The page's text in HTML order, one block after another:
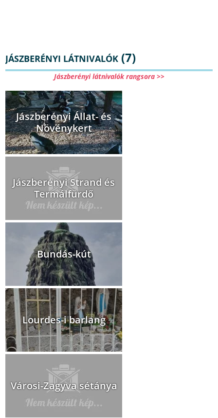
JÁSZBERÉNYI LÁTNIVALÓK (7)
Jászberényi látnivalók rangsora >>
Jászberényi Állat- és
Növénykert
Jászberényi Strand és
Termálfürdő
Bundás-kút
Lourdes-i barlang
Városi-Zagyva sétánya